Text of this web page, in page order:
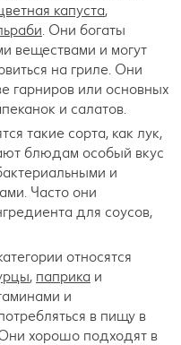
капуста,
. Они богаты
веществами и могут
на гриле. Они
гарниров или основных
и салатов.
такие сорта, как лук,
блюдам особый вкус
и
Часто они
для соусов,
относятся
, паприка и
и
в пищу в
хорошо подходят в